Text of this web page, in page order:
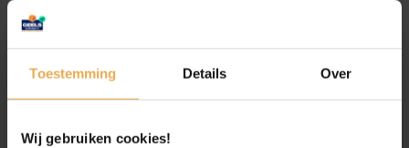
Toestemming Details Over
Wij gebruiken cookies!